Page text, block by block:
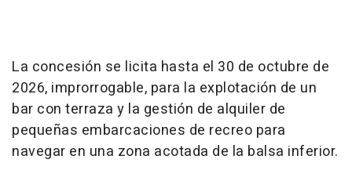
La concesión se licita hasta el 30 de octubre de
2026, improrrogable, para la explotación de un
bar con terraza y la gestión de alquiler de
pequeñas embarcaciones de recreo para
navegar en una zona acotada de la balsa inferior.